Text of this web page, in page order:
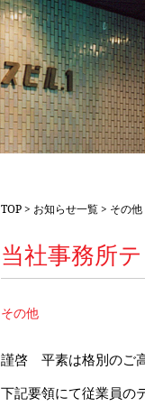
TOP> お知らせ一覧> その他
当社事務所
その他
謹啓 平素は格別のご
下記要領にて従業員の